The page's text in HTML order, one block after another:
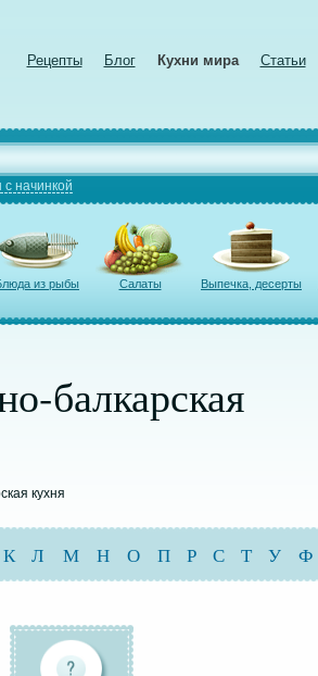
Рецепты Блог Кухни мира Статьи
с начинкой
из рыбы Салаты Выпечка, десерты
балкарская
кухня
К Л М Н О П Р С Т У Ф